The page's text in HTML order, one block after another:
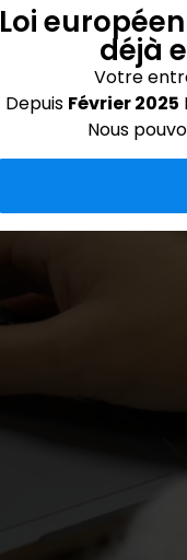
Loi
déjà
Votre
Depuis Février 2025
Nous